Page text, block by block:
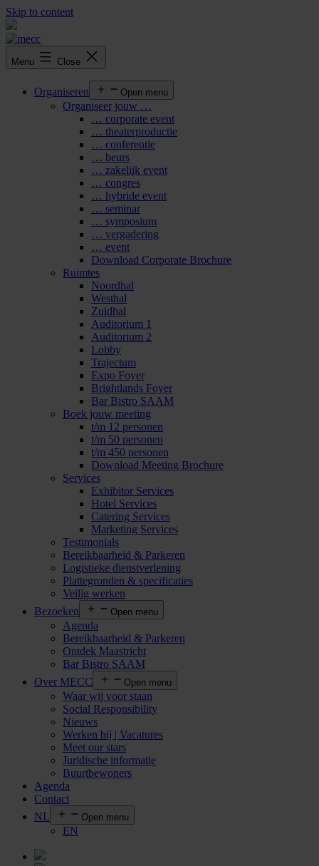
Skip to content
Menu Close
Organiseren Open menu
Organiseer jouw …
… corporate event
… theaterproductie
… conferentie
… beurs
… zakelijk event
… congres
… hybride event
… seminar
… symposium
… vergadering
… event
Download Corporate Brochure
Ruimtes
Noordhal
Westhal
Zuidhal
Auditorium 1
Auditorium 2
Lobby
Trajectum
Expo Foyer
Brightlands Foyer
Bar Bistro SAAM
Boek jouw meeting
t/m 12 personen
t/m 50 personen
t/m 450 personen
Download Meeting Brochure
Services
Exhibitor Services
Hotel Services
Catering Services
Marketing Services
Testimonials
Bereikbaarheid & Parkeren
Logistieke dienstverlening
Plattegronden & specificaties
Veilig werken
Bezoeken
Open menu
Agenda
Bereikbaarheid & Parkeren
Ontdek Maastricht
Bar Bistro SAAM
Over MECC
Open menu
Waar wij voor staan
Social Responsibility
Nieuws
Werken bij | Vacatures
Meet our stars
Juridische informatie
Buurtbewoners
Agenda
Contact
NL
Open menu
EN